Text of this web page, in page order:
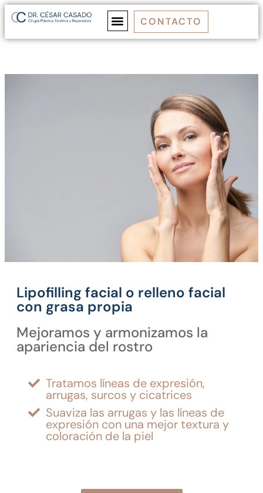
CONTACTO
Lipofilling facial o relleno facial
con grasa propia
Mejoramos y armonizamos la
apariencia del rostro
Tratamos líneas de expresión,
arrugas, surcos y cicatrices
Suaviza las arrugas y las líneas de
expresión con una mejor textura y
coloración de la piel